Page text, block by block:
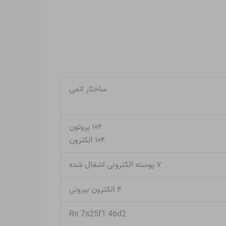
ساختار اتمی
۱۰۴ پروتون
۱۰۴ الکترون
۷ پوسته الکترونی اشغال شده
۴ الکترون بیرونی
Rn 7s25f1 46d2